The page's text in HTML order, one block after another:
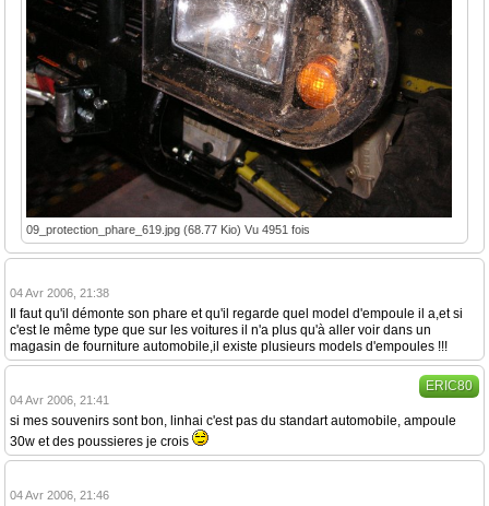
09_protection_phare_619.jpg (68.77 Kio) Vu 4951 fois
04 Avr 2006, 21:38
Il faut qu'il démonte son phare et qu'il regarde quel model d'empoule il a,et si
c'est le même type que sur les voitures il n'a plus qu'à aller voir dans un
magasin de fourniture automobile,il existe plusieurs models d'empoules !!!
ERIC80
04 Avr 2006, 21:41
si mes souvenirs sont bon, linhai c'est pas du standart automobile, ampoule
30w et des poussieres je crois
04 Avr 2006, 21:46